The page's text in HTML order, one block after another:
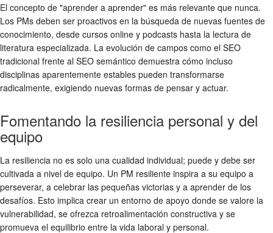
El concepto de "aprender a aprender" es más relevante que nunca.
Los PMs deben ser proactivos en la búsqueda de nuevas fuentes de
conocimiento, desde cursos online y podcasts hasta la lectura de
literatura especializada. La evolución de campos como el SEO
tradicional frente al SEO semántico demuestra cómo incluso
disciplinas aparentemente estables pueden transformarse
radicalmente, exigiendo nuevas formas de pensar y actuar.
Fomentando la resiliencia personal y del
equipo
La resiliencia no es solo una cualidad individual; puede y debe ser
cultivada a nivel de equipo. Un PM resiliente inspira a su equipo a
perseverar, a celebrar las pequeñas victorias y a aprender de los
desafíos. Esto implica crear un entorno de apoyo donde se valore la
vulnerabilidad, se ofrezca retroalimentación constructiva y se
promueva el equilibrio entre la vida laboral y personal.